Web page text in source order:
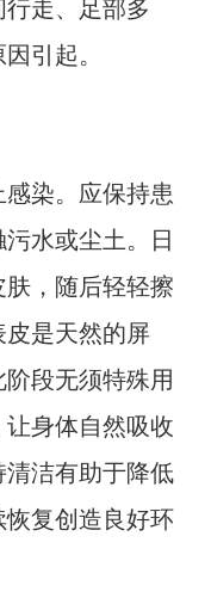
走、足部多
引起。
染。应保持患
水或尘土。日
，随后轻轻擦
是天然的屏
段无须特殊用
身体自然吸收
洁有助于降低
复创造良好环